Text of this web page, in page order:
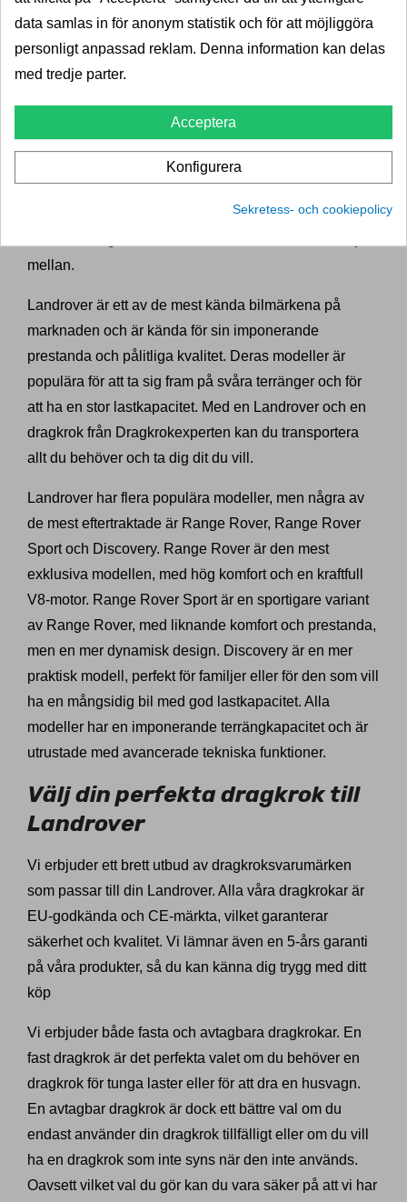
Upptäck Landrover - en legend
på vägarna
dragkrokar! Vi är stolta över att erbjuda högkvalitativa
dragkrokar som passar perfekt till din Landrover. Vi
förstår vikten av att ha en pålitlig dragkrok för att
transportera tunga laster och vi har därför ett stort
mellan.
Landrover är ett av de mest kända bilmärkena på
marknaden och är kända för sin imponerande
prestanda och pålitliga kvalitet. Deras modeller är
populära för att ta sig fram på svåra terränger och för
att ha en stor lastkapacitet. Med en Landrover och en
dragkrok från Dragkrokexperten kan du transportera
allt du behöver och ta dig dit du vill.
Landrover har flera populära modeller, men några av
de mest eftertraktade är Range Rover, Range Rover
Sport och Discovery. Range Rover är den mest
exklusiva modellen, med hög komfort och en kraftfull
V8-motor. Range Rover Sport är en sportigare variant
av Range Rover, med liknande komfort och prestanda,
men en mer dynamisk design. Discovery är en mer
praktisk modell, perfekt för familjer eller för den som vill
ha en mångsidig bil med god lastkapacitet. Alla
modeller har en imponerande terrängkapacitet och är
utrustade med avancerade tekniska funktioner.
Välj din perfekta dragkrok till
Landrover
Vi erbjuder ett brett utbud av dragkroksvarumärken
som passar till din Landrover. Alla våra dragkrokar är
EU-godkända och CE-märkta, vilket garanterar
säkerhet och kvalitet. Vi lämnar även en 5-års garanti
på våra produkter, så du kan känna dig trygg med ditt
köp
Vi erbjuder både fasta och avtagbara dragkrokar. En
fast dragkrok är det perfekta valet om du behöver en
dragkrok för tunga laster eller för att dra en husvagn.
En avtagbar dragkrok är dock ett bättre val om du
endast använder din dragkrok tillfälligt eller om du vill
ha en dragkrok som inte syns när den inte används.
Oavsett vilket val du gör kan du vara säker på att vi har
data samlas in för anonym statistik och för att möjliggöra
personligt anpassad reklam. Denna information kan delas
med tredje parter.
Acceptera
Konfigurera
Sekretess- och cookiepolicy